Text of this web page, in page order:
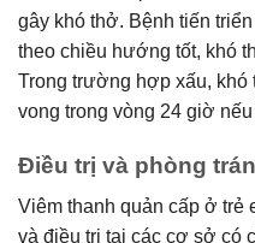
gây khó thở. Bệnh tiến
theo chiều hướng tốt, khó
Trong trường hợp xấu, khó
vong trong vòng 24 giờ
Điều trị và phòng
Viêm thanh quản cấp ở trẻ
và điều trị tại các cơ sở có